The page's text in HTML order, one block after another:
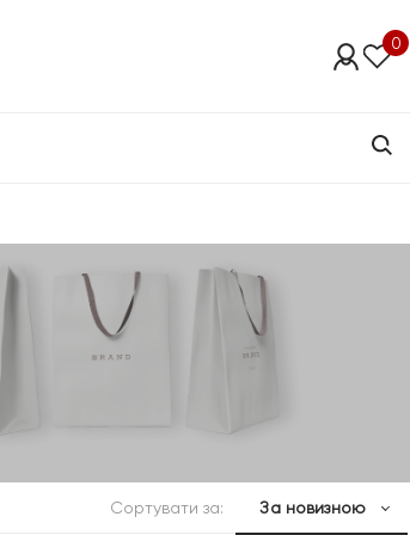
0
Сортувати за: За новизною